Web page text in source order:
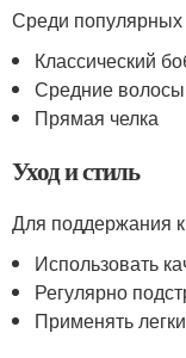
Среди популярных
Классический
Средние волосы
Прямая челка
Уход и стиль
Для поддержания
Использовать
Регулярно
Применять